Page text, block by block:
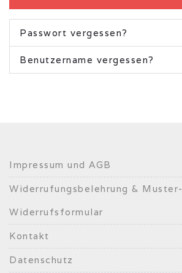
Passwort vergessen?
Benutzername vergessen?
Impressum und AGB
Widerrufungsbelehrung & Muster-
Widerrufsformular
Kontakt
Datenschutz